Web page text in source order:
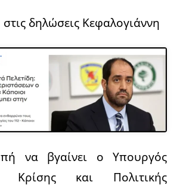
δηλώσεις Κεφαλογιάννη
να βγαίνει ο Υπουργός
Κρίσης και Πολιτικής